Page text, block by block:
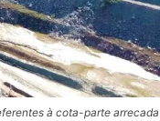
à cota-parte arrecada